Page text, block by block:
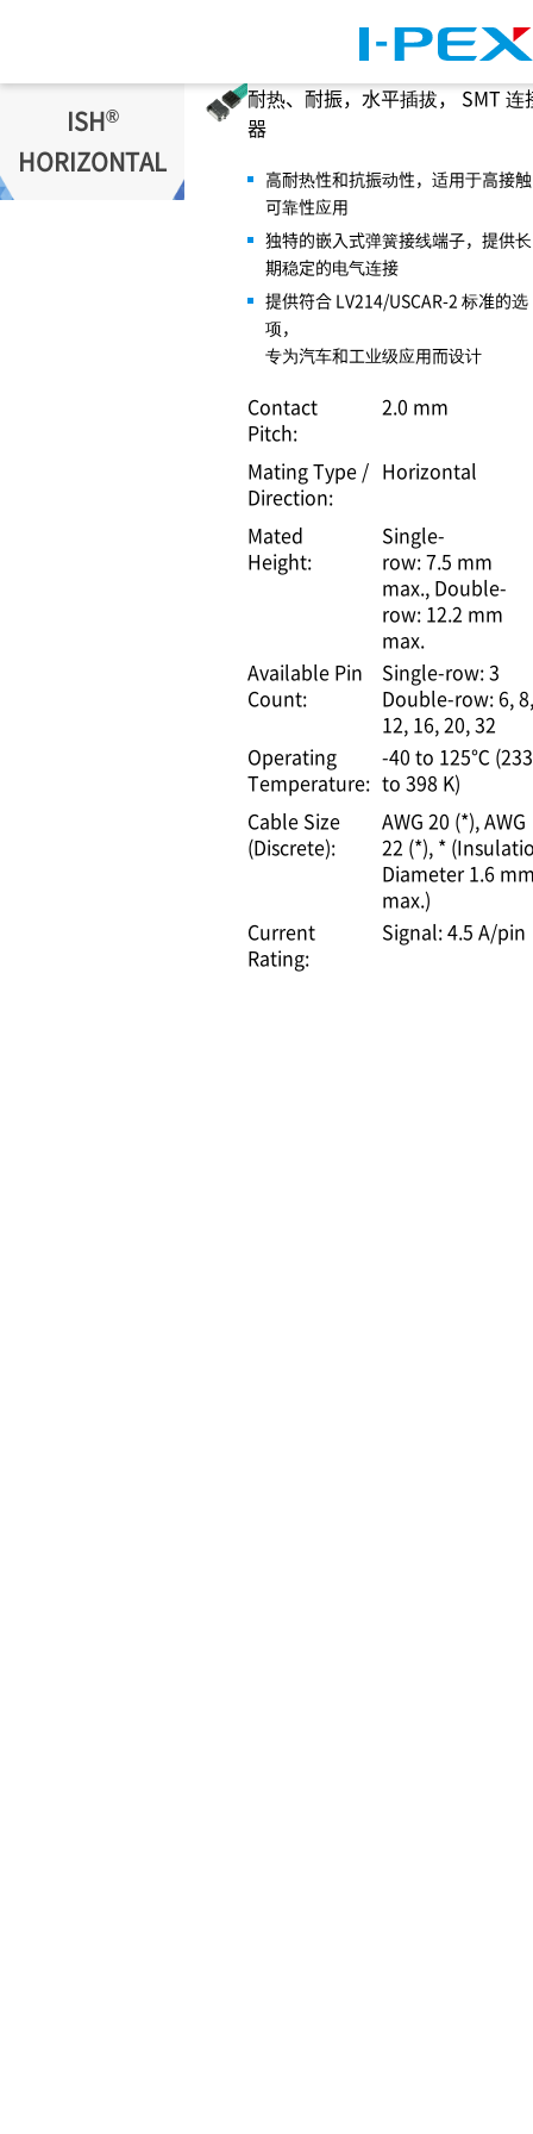
ISH®
HORIZONTAL
耐热、耐振，水平插拔， SMT 连
器
高耐热性和抗振动性，适用于高接触
可靠性应用
独特的嵌入式弹簧接线端子，提供长
期稳定的电气连接
提供符合 LV214/USCAR-2 标准的选
项，
专为汽车和工业级应用而设计
Contact
Pitch:
2.0 mm
Mating Type /
Direction:
Horizontal
Mated
Height:
Single-
row: 7.5 mm
max. Double-
row: 12.2 mm
max.
Available Pin
Count:
Single-row: 3
Double-row: 6, 8,
12, 16, 20, 32
Operating
Temperature:
-40 to 125℃ (233
to 398 K)
Cable Size
(Discrete):
AWG 20 (*) AWG
22 (*) *
Diameter 1.6
max.)
Current
Rating:
Signal: 4.5 A/pin